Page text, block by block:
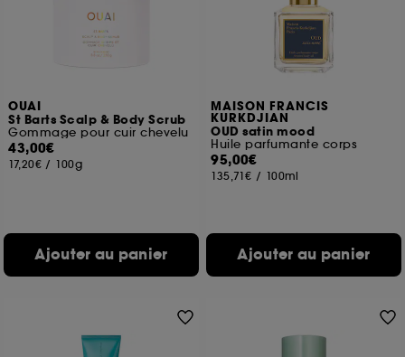
OUAI
St Barts Scalp & Body Scrub
Gommage pour cuir chevelu
43,00€
17,20€ / 100g
Ajouter au panier
MAISON FRANCIS
KURKDJIAN
OUD satin mood
Huile parfumante corps
95,00€
135,71€ / 100ml
Ajouter au panier